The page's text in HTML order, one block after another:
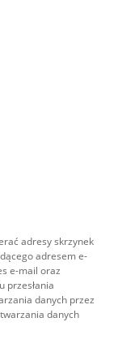
adresy skrzynek
adresem e-
e-mail oraz
przesłania
danych przez
danych